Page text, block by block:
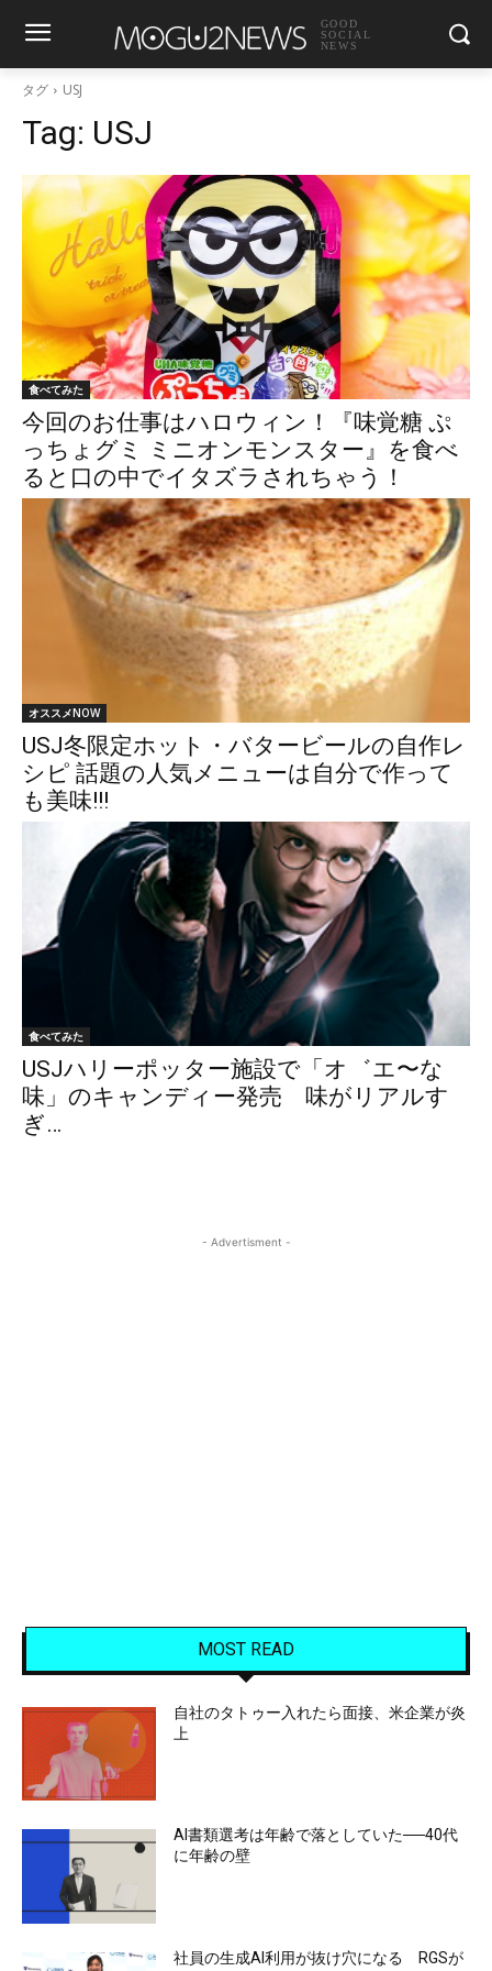
GOOD
SOCIAL
NEWS
タグ USJ
Tag: USJ
食べてみた
今回のお仕事はハロウィン！『味覚糖 ぷ
っちょグミ ミニオンモンスター』を食べ
ると口の中でイタズラされちゃう！
オススメNOW
USJ冬限定ホット・バタービールの自作レ
シピ 話題の人気メニューは自分で作って
も美味!!!
食べてみた
USJハリーポッター施設で「オ゛エ〜な
味」のキャンディー発売 味がリアルす
ぎ…
- Advertisment -
MOST READ
自社のタトゥー入れたら面接、米企業が炎
上
AI書類選考は年齢で落としていた──40代
に年齢の壁
社員の生成AI利用が抜け穴になる RGSが